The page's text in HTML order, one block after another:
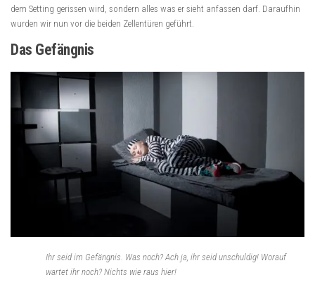
dem Setting gerissen wird, sondern alles was er sieht anfassen darf. Daraufhin
wurden wir nun vor die beiden Zellentüren geführt.
Das Gefängnis
Ihr seid im Gefängnis. Was noch? Ach ja, ihr seid unschuldig! Worauf
wartet ihr noch? Nichts wie raus hier!